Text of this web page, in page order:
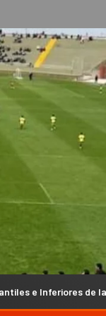
la Liga Chacarera